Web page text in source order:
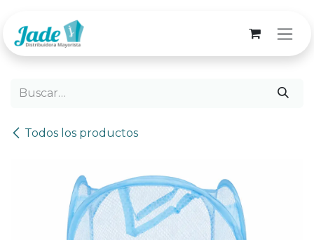
Todos los productos